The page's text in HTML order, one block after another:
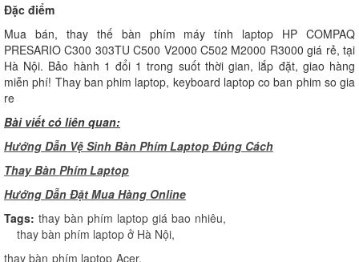
Đặc điểm
Mua bán, thay thế bàn phím máy tính laptop HP COMPAQ
PRESARIO C300 303TU C500 V2000 C502 M2000 R3000 giá rẻ, tại
Hà Nội. Bảo hành 1 đổi 1 trong suốt thời gian, lắp đặt, giao hàng
miễn phí! Thay ban phim laptop, keyboard laptop co ban phim so gia
re
Bài viết có liên quan:
Hướng Dẫn Vệ Sinh Bàn Phím Laptop Đúng Cách
Thay Bàn Phím Laptop
Hướng Dẫn Đặt Mua Hàng Online
Tags: thay bàn phím laptop giá bao nhiêu,
thay bàn phím laptop ở Hà Nội,
thay bàn phím laptop Acer,